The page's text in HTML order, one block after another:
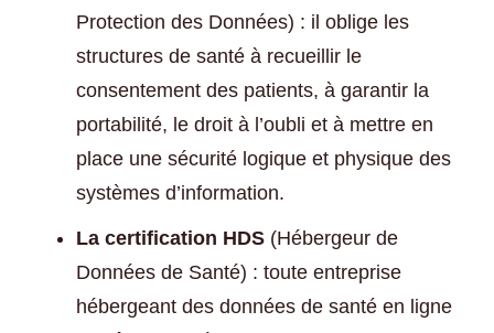
Protection des Données) : il oblige les
structures de santé à recueillir le
consentement des patients, à garantir la
portabilité, le droit à l’oubli et à mettre en
place une sécurité logique et physique des
systèmes d’information.
La certification HDS (Hébergeur de
Données de Santé) : toute entreprise
hébergeant des données de santé en ligne